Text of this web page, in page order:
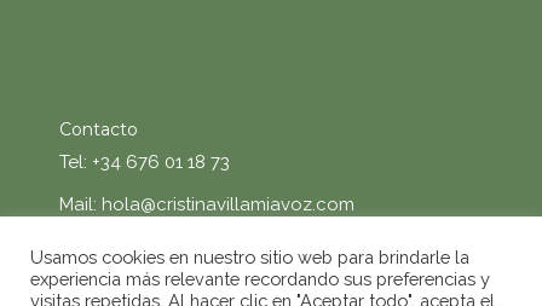
Contacto
Tel: +34 676 01 18 73
Mail: hola@cristinavillamiavoz.com
Usamos cookies en nuestro sitio web para brindarle la
experiencia más relevante recordando sus preferencias y
visitas repetidas. Al hacer clic en "Aceptar todo", acepta el